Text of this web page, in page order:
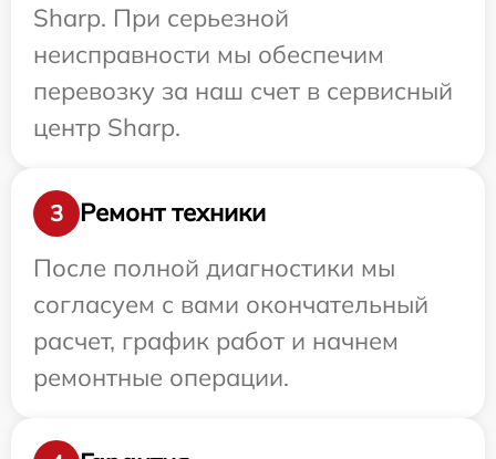
Sharp. При серьезной
неисправности мы обеспечим
перевозку за наш счет в сервисный
центр Sharp.
3
Ремонт техники
После полной диагностики мы
согласуем с вами окончательный
расчет, график работ и начнем
ремонтные операции.